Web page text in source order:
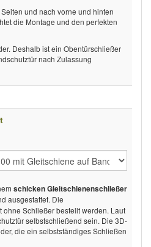
und nach vorne und hinten
die Montage und den perfekten
Deshalb ist ein Obentürschließer
nach Zulassung
schicken Gleitschienenschließer
ausgestattet. Die
ohne Schließer bestellt werden. Laut
selbstschließend sein. Die 3D-
die ein selbstständiges Schließen